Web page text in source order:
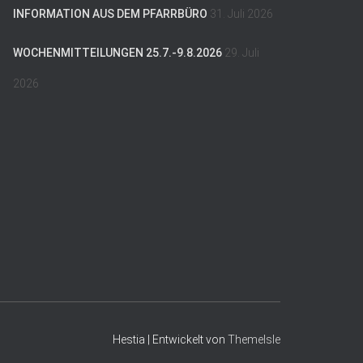
INFORMATION AUS DEM PFARRBÜRO 31. Juli 2026
WOCHENMITTEILUNGEN 25.7.-9.8.2026 29. Juli
2026
Hestia | Entwickelt von ThemeIsle